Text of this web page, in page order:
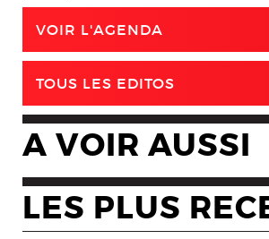
VOIR L'AGENDA
TOUS LES EDITOS
A VOIR AUSSI
LES PLUS